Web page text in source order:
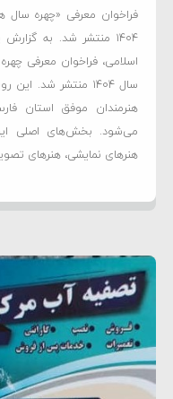
فراخوان معرفی «چهره سال
۱۴۰۴ منتشر شد. به
اسلامی، فراخوان معرفی
سال ۱۴۰۴ منتشر شد.
هنرمندان موفق استان
می‌شود. بخش‌های اصلی
هنرهای نمایشی، هنرهای